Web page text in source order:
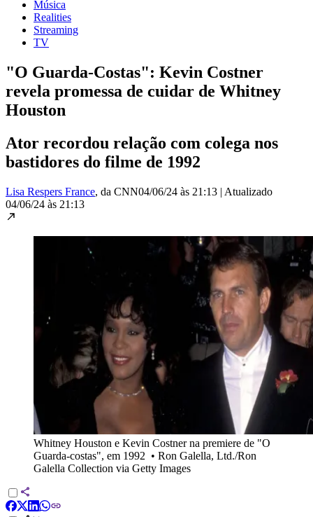
Música
Realities
Streaming
TV
"O Guarda-Costas": Kevin Costner
revela promessa de cuidar de Whitney
Houston
Ator recordou relação com colega nos
bastidores do filme de 1992
Lisa Respers France, da CNN04/06/24 às 21:13 | Atualizado
04/06/24 às 21:13
Whitney Houston e Kevin Costner na premiere de "O
Guarda-costas", em 1992 • Ron Galella, Ltd./Ron
Galella Collection via Getty Images